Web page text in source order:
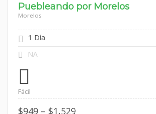
Puebleando por Morelos
Morelos
1 Día
NA
Fácil
$949 – $1,529Price